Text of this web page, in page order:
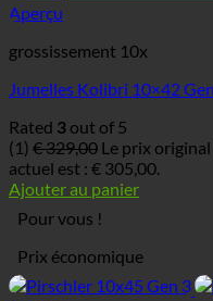
Aperçu
grossissement 10x
Jumelles Kolibri 10×42
Rated 3 out of 5
(1) €329,00 Le prix
actuel est : € 305,00.
Ajouter au panier
Pour vous !
Prix économique